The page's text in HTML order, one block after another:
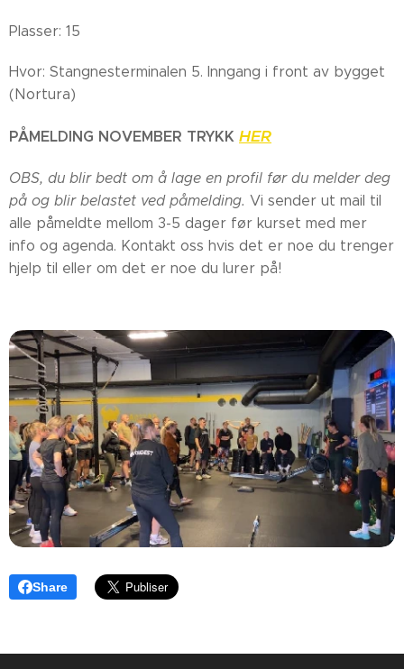
Plasser: 15
Hvor: Stangnesterminalen 5. Inngang i front av bygget
(Nortura)
PÅMELDING NOVEMBER TRYKK HER
OBS, du blir bedt om å lage en profil før du melder deg
på og blir belastet ved påmelding. Vi sender ut mail til
alle påmeldte mellom 3-5 dager før kurset med mer
info og agenda. Kontakt oss hvis det er noe du trenger
hjelp til eller om det er noe du lurer på!
Share